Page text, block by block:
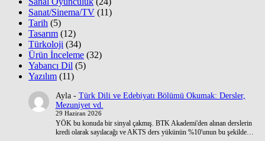
Sanat/Sinema/TV (11)
Tarih (5)
Tasarım (12)
Türkoloji (34)
Ürün İnceleme (32)
Yabancı Dil (5)
Yazılım (11)
Ayla- Türk Dili ve Edebiyatı Bölümü Okumak: Dersler,
Mezuniyet vd.
29 Haziran 2026
YÖK bu konuda bir sinyal çakmış. BTK Akademi'den alınan derslerin
kredi olarak sayılacağı ve AKTS ders yükünün %10'unun bu şekilde…